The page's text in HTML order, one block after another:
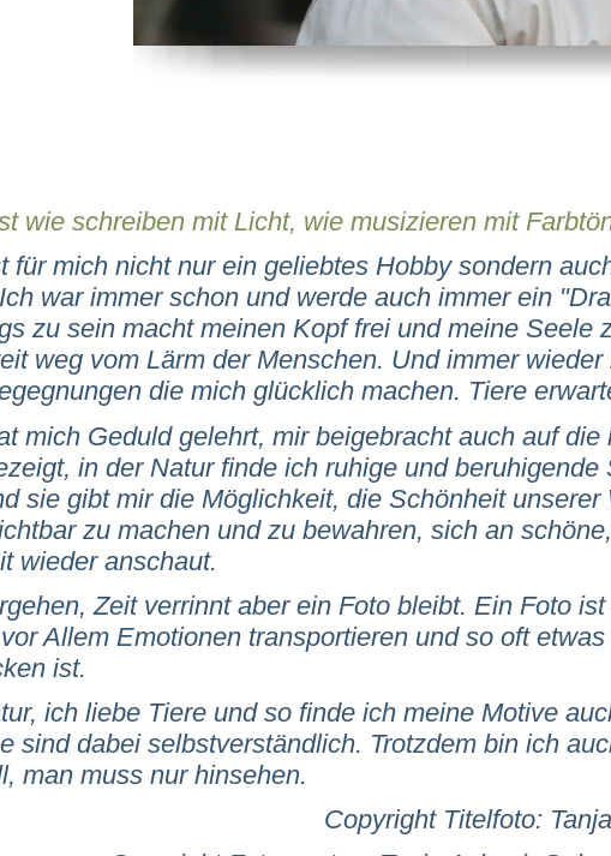
wie schreiben mit Licht, wie musizieren mit
für mich nicht nur ein geliebtes Hobby sondern
war immer schon und werde auch immer ein
zu sein macht meinen Kopf frei und meine Seele
weg vom Lärm der Menschen. Und immer
die mich glücklich machen. Tiere
mich Geduld gelehrt, mir beigebracht auch auf
in der Natur finde ich ruhige und
sie gibt mir die Möglichkeit, die Schönheit
zu machen und zu bewahren, sich an
wieder anschaut.
Zeit verrinnt aber ein Foto bleibt. Ein Foto
Allem Emotionen transportieren und so oft
ist.
ich liebe Tiere und so finde ich meine Motive
sind dabei selbstverständlich. Trotzdem bin ich
man muss nur hinsehen.
Copyright Titelfoto: